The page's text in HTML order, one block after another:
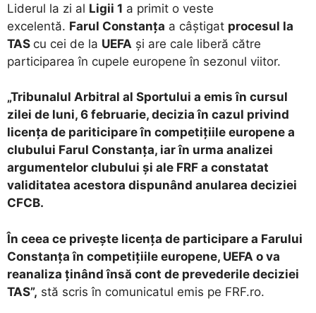
Liderul la zi al Ligii 1 a primit o veste
excelentă. Farul Constanța a câștigat procesul la
TAS cu cei de la UEFA și are cale liberă către
participarea în cupele europene în sezonul viitor.
„Tribunalul Arbitral al Sportului a emis în cursul
zilei de luni, 6 februarie, decizia în cazul privind
licența de pariticipare în competițiile europene a
clubului Farul Constanța, iar în urma analizei
argumentelor clubului și ale FRF a constatat
validitatea acestora dispunând anularea deciziei
CFCB.
În ceea ce privește licența de participare a Farului
Constanța în competițiile europene, UEFA o va
reanaliza ținând însă cont de prevederile deciziei
TAS”, stă scris în comunicatul emis pe FRF.ro.